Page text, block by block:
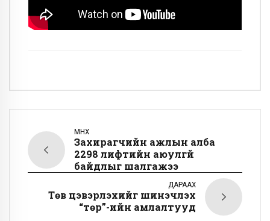
ӨМНӨХ
Захирагчийн ажлын алба
2298 лифтийн аюулгүй
байдлыг шалгажээ
ДАРААХ
Төв цэвэрлэхийг шинэчлэх
“төр”-ийн амлалтууд